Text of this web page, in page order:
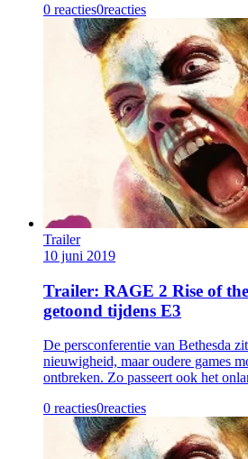
0 reacties0reacties
Trailer
10 juni 2019
Trailer: RAGE 2 Rise of
getoond tijdens E3
De persconferentie van Bethesda
nieuwigheid, maar oudere games
ontbreken. Zo passeert ook het
0 reacties0reacties